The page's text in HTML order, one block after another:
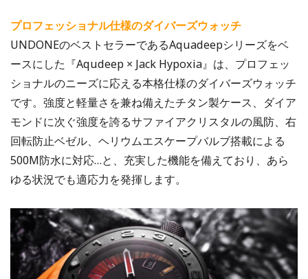
プロフェッショナル仕様のダイバーズウォッチ
UNDONEのベストセラーであるAquadeepシリーズをベ
ースにした『Aqudeep × Jack Hypoxia』は、プロフェッ
ショナルのニーズに応える本格仕様のダイバーズウォッチ
です。強度と軽量さを兼ね備えたチタン製ケース、ダイア
モンドに次ぐ強度を誇るサファイアクリスタルの風防、右
回転防止ベゼル、ヘリウムエスケープバルブ搭載による
500M防水に対応…と、充実した機能を備えており、あら
ゆる状況でも適応力を発揮します。